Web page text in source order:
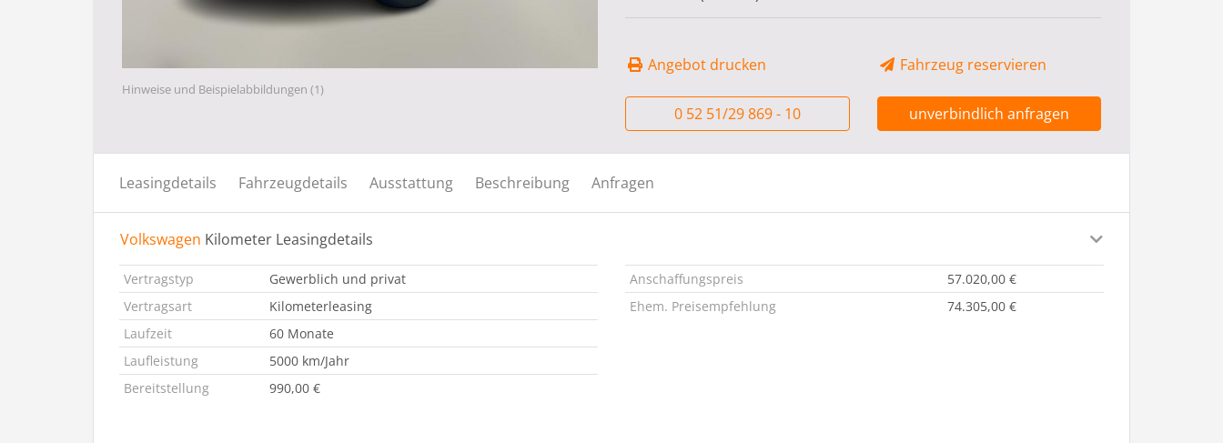
Hinweise und Beispielabbildungen (1)
Angebot drucken Fahrzeug reservieren
0 52 51/29 869 - 10 unverbindlich anfragen
Leasingdetails Fahrzeugdetails Ausstattung Beschreibung Anfragen
Volkswagen Kilometer Leasingdetails
Vertragstyp
Gewerblich und privat
Vertragsart
Kilometerleasing
Laufzeit
60 Monate
Laufleistung
5000 km/Jahr
Bereitstellung
990,00 €
Anschaffungspreis
57.020,00 €
Ehem. Preisempfehlung
74.305,00 €